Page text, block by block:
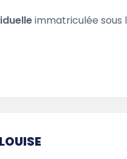
immatriculée sous